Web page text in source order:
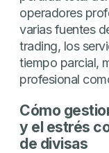
operadores
varias fuentes
trading, los
tiempo parcial,
profesional
Cómo
y el estrés
de divisas